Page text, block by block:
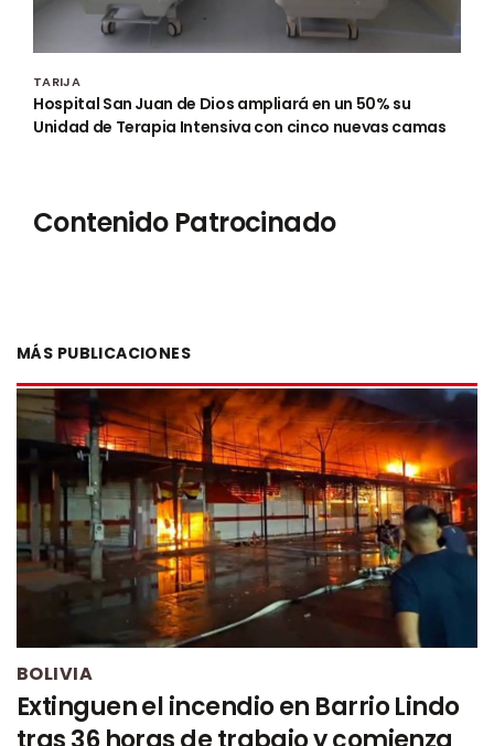
TARIJA
Hospital San Juan de Dios ampliará en un 50% su
Unidad de Terapia Intensiva con cinco nuevas camas
Contenido Patrocinado
MÁS PUBLICACIONES
BOLIVIA
Extinguen el incendio en Barrio Lindo